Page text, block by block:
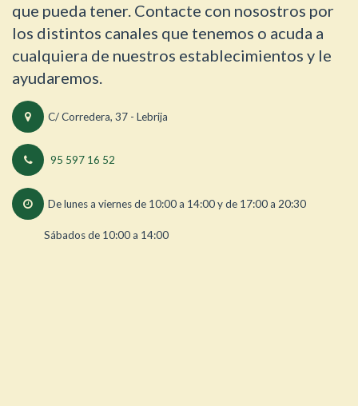
que pueda tener. Contacte con nosostros por
los distintos canales que tenemos o acuda a
cualquiera de nuestros establecimientos y le
ayudaremos.
C/ Corredera, 37 - Lebrija
95 597 16 52
De lunes a viernes de 10:00 a 14:00 y de 17:00 a 20:30
Sábados de 10:00 a 14:00